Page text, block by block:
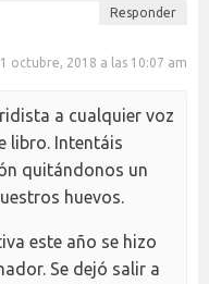
Responder
octubre, 2018 a las 10:07 am
a cualquier voz
libro. Intentáis
quitándonos un
huevos.
este año se hizo
Se dejó salir a